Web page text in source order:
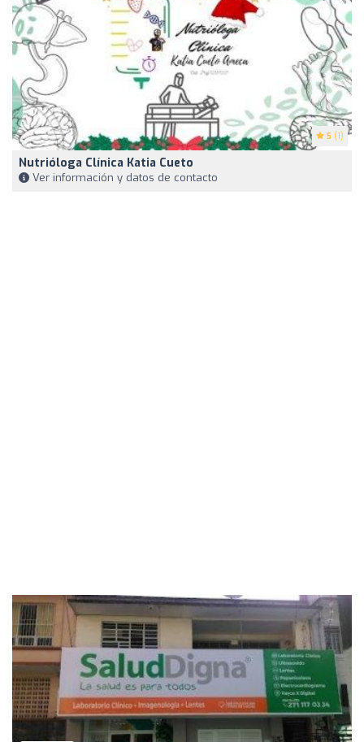
5 (1)
Nutrióloga Clínica Katia Cueto
Ver información y datos de contacto